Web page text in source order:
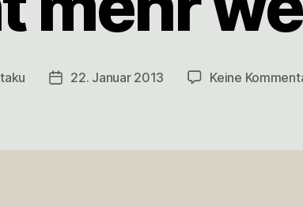
Veröffentlichungsdatum
22. Januar 2013 Keine